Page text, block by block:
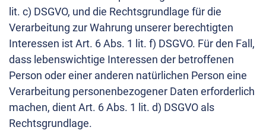
lit. c) DSGVO, und die Rechtsgrundlage für die
Verarbeitung zur Wahrung unserer berechtigten
Interessen ist Art. 6 Abs. 1 lit. f) DSGVO. Für den Fall,
dass lebenswichtige Interessen der betroffenen
Person oder einer anderen natürlichen Person eine
Verarbeitung personenbezogener Daten erforderlich
machen, dient Art. 6 Abs. 1 lit. d) DSGVO als
Rechtsgrundlage.